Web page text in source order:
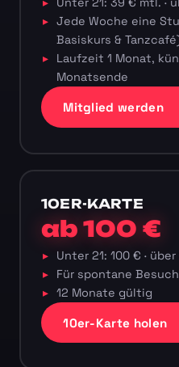
Jede Woche eine
Basiskurs &
Laufzeit 1 Monat,
Monatsende
Mitglied werden
10ER-KARTE
ab 100 €
Unter 21: 100 € · über
Für spontane
12 Monate gültig
10er-Karte holen